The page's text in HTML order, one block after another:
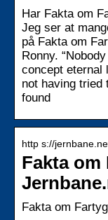
Har Fakta om
Jeg ser at
på Fakta om
Ronny.
concept eternal
not having tried
found
http s://
Fakta om
Fakta om